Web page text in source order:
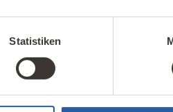
Statistiken